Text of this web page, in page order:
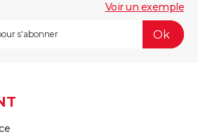
Voir un exemple